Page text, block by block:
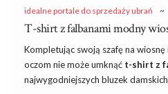
idealne portale do sprzedaży ubrań ~
T-shirt z falbanami modny
Kompletując swoją szafę na wiosnę
oczom nie może umknąć t-shirt z
najwygodniejszych bluzek